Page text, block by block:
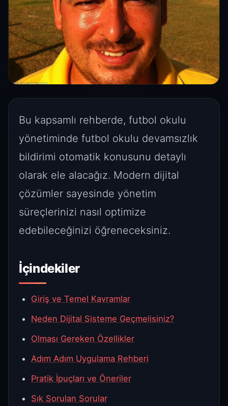
Bu kapsamlı rehberde, futbol okulu
yönetiminde futbol okulu devamsızlık
bildirimi otomatik konusunu detaylı
olarak ele alacağız. Modern dijital
çözümler sayesinde yönetim
süreçlerinizi nasıl optimize
edebileceğinizi öğreneceksiniz.
İçindekiler
Giriş ve Temel Kavramlar
Neden Dijital Sisteme Geçmelisiniz?
Olması Gereken Özellikler
Adım Adım Uygulama Rehberi
Pratik İpuçları ve Öneriler
Sık Sorulan Sorular